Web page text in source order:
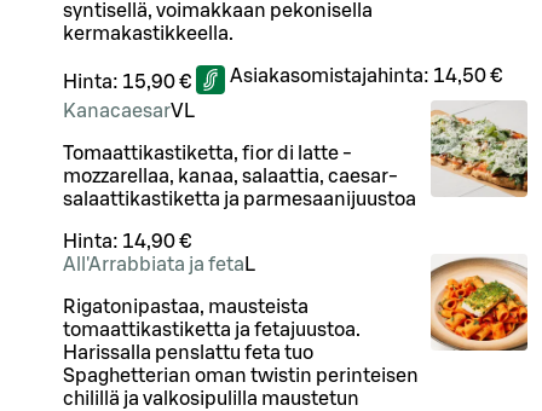
syntisellä, voimakkaan pekonisella
kermakastikkeella.
Hinta: 15,90 € Asiakasomistajahinta: 14,50 €
KanacaesarVL
Tomaattikastiketta, fior di latte -
mozzarellaa, kanaa, salaattia, caesar-
salaattikastiketta ja parmesaanijuustoa
Hinta: 14,90 €
All'Arrabbiata ja feta L
Rigatonipastaa, mausteista
tomaattikastiketta ja fetajuustoa.
Harissalla penslattu feta tuo
Spaghetterian oman twistin perinteisen
chilillä ja valkosipulilla maustetun